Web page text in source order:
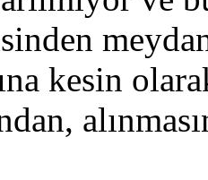
kesin